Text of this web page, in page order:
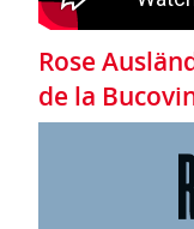
Rose
de la